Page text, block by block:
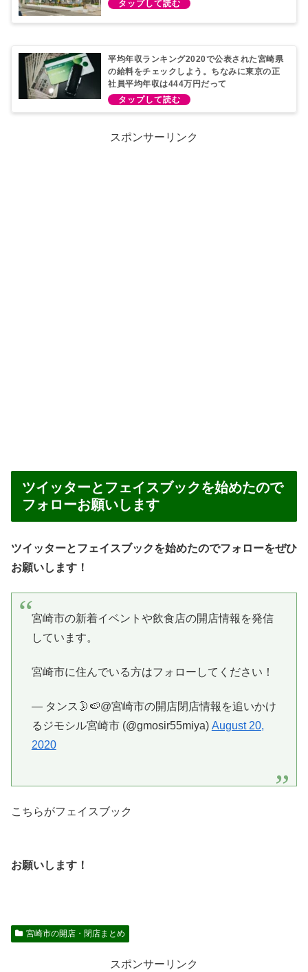
平均年収ランキング2020で公表された宮崎県
の給料をチェックしよう。ちなみに東京の正
社員平均年収は444万円だって
スポンサーリンク
ツイッターとフェイスブックを始めたので
フォローお願いします
ツイッターとフェイスブックを始めたのでフォローをぜひ
お願いします！
宮崎市の新着イベントや飲食店の開店情報を発信
しています。
宮崎市に住んでいる方はフォローしてください！
— タンス🌛🍉@宮崎市の開店閉店情報を追いかけ
るジモシル宮崎市 (@gmosir55miya) August 20,
2020
こちらがフェイスブック
お願いします！
宮崎市の開店・閉店まとめ
スポンサーリンク